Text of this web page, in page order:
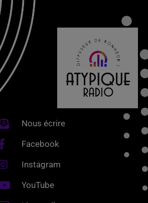
Nous écrire
Facebook
Instagram
YouTube